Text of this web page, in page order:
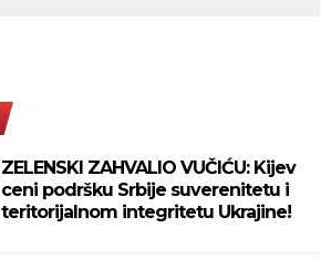
ZELENSKI ZAHVALIO VUČIĆU: Kijev
ceni podršku Srbije suverenitetu i
teritorijalnom integritetu Ukrajine!